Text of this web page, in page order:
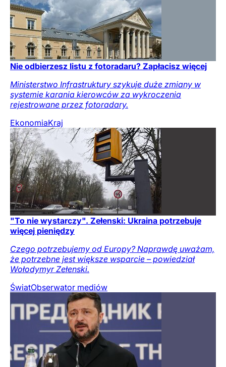
Nie odbierzesz listu z fotoradaru? Zapłacisz więcej
Ministerstwo Infrastruktury szykuje duże zmiany w
systemie karania kierowców za wykroczenia
rejestrowane przez fotoradary.
EkonomiaKraj
"To nie wystarczy". Zełenski: Ukraina potrzebuje
więcej pieniędzy
Czego potrzebujemy od Europy? Naprawdę uważam,
że potrzebne jest większe wsparcie – powiedział
Wołodymyr Zełenski.
ŚwiatObserwator mediów